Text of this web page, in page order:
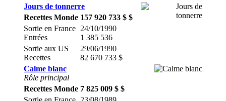
Jours de tonnerre
Recettes Monde 157 920 733 $ $
Sortie en France
Entrées
24/10/1990
1 385 536
Sortie aux US
Recettes
29/06/1990
82 670 733 $
Calme blanc
Rôle principal
Recettes Monde 7 825 009 $ $